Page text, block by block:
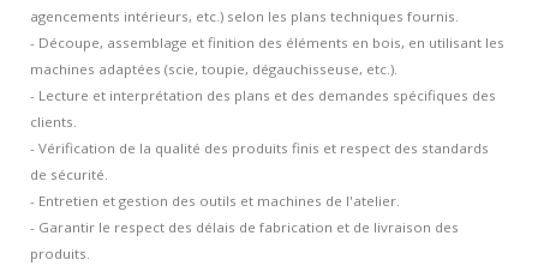
agencements intérieurs, etc.) selon les plans techniques fournis.
- Découpe, assemblage et finition des éléments en bois, en utilisant les
machines adaptées (scie, toupie, dégauchisseuse, etc.).
- Lecture et interprétation des plans et des demandes spécifiques des
clients.
- Vérification de la qualité des produits finis et respect des standards
de sécurité.
- Entretien et gestion des outils et machines de l'atelier.
- Garantir le respect des délais de fabrication et de livraison des
produits.